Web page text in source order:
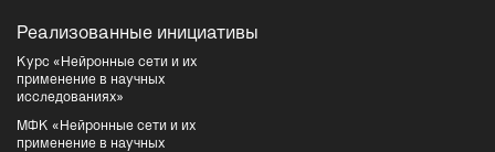
Реализованные инициативы
Курс «Нейронные сети и их
применение в научных
исследованиях»
МФК «Нейронные сети и их
применение в научных